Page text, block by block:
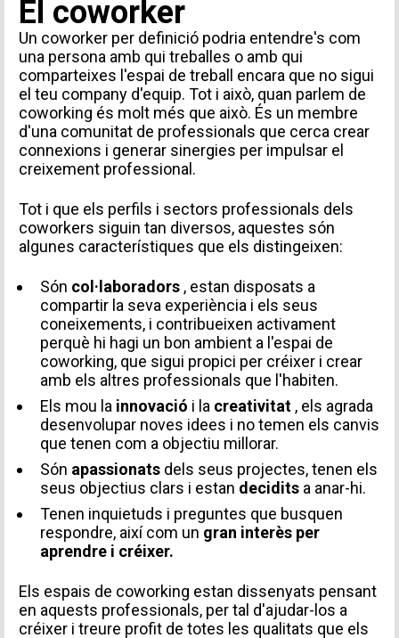
El coworker
Un coworker per definició podria entendre's com
una persona amb qui treballes o amb qui
comparteixes l'espai de treball encara que no sigui
el teu company d'equip. Tot i això, quan parlem de
coworking és molt més que això. És un membre
d'una comunitat de professionals que cerca crear
connexions i generar sinergies per impulsar el
creixement professional.
Tot i que els perfils i sectors professionals dels
coworkers siguin tan diversos, aquestes són
algunes característiques que els distingeixen:
Són col·laboradors , estan disposats a
compartir la seva experiència i els seus
coneixements, i contribueixen activament
perquè hi hagi un bon ambient a l'espai de
coworking, que sigui propici per créixer i crear
amb els altres professionals que l'habiten.
Els mou la innovació i la creativitat , els agrada
desenvolupar noves idees i no temen els canvis
que tenen com a objectiu millorar.
Són apassionats dels seus projectes, tenen els
seus objectius clars i estan decidits a anar-hi.
Tenen inquietuds i preguntes que busquen
respondre, així com un gran interès per
aprendre i créixer.
Els espais de coworking estan dissenyats pensant
en aquests professionals, per tal d'ajudar-los a
créixer i treure profit de totes les qualitats que els